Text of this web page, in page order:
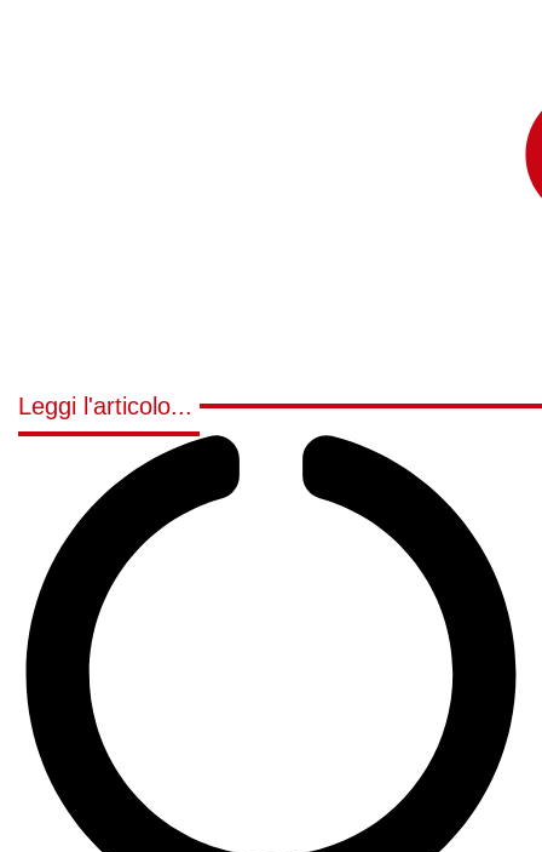
Leggi l'articolo...